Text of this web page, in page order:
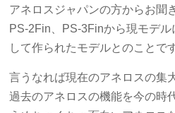
アネロスジャパンの方からお聞
PS-2Fin、PS-3Finから現モデ
して作られたモデルとのことで
言うなれば現在のアネロスの集
過去のアネロスの機能を今の時